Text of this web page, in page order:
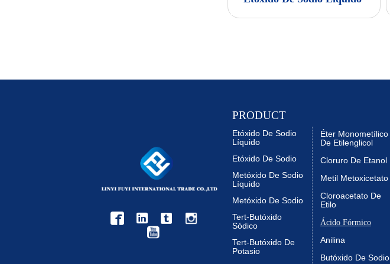
  
PRODUCT
Etóxido De Sodio
Líquido
Etóxido De Sodio
Metóxido De Sodio
Líquido
Metóxido De Sodio
Tert-Butóxido
Sódico
Tert-Butóxido De
Potasio
Éter Monometílico
De Etilenglicol
Cloruro De Etanol
Metil Metoxicetato
Cloroacetato De
Etilo
Ácido Fórmico
Anilina
Butóxido De Sodio